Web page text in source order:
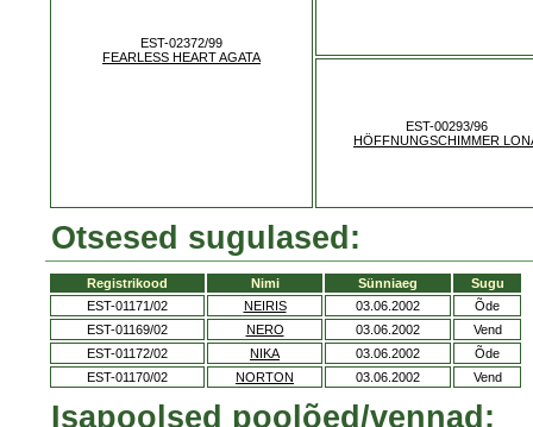
EST-02372/99
FEARLESS HEART AGATA
EST-00293/96
HÖFFNUNGSCHIMMER
Otsesed sugulased:
Registrikood Nimi Sünniaeg
Sugu
EST-01171/02
NEIRIS 03.06.2002
Õde
EST-01169/02
NERO 03.06.2002
Vend
EST-01172/02
NIKA 03.06.2002
Õde
EST-01170/02
NORTON 03.06.2002 Vend
Isapoolsed poolõed/vennad: